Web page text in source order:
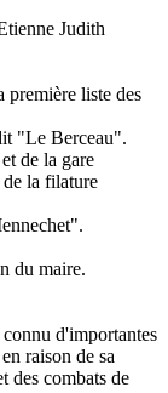
Judith
première liste des
"Le Berceau".
de la gare
la filature
du maire.
d'importantes
raison de sa
des combats de